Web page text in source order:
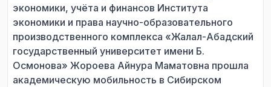
экономики, учёта и финансов Института
экономики и права научно-образовательного
производственного комплекса «Жалал-Абадский
государственный университет имени Б.
Осмонова» Жороева Айнура Маматовна прошла
академическую мобильность в Сибирском